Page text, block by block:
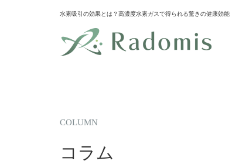
水素吸引の効果とは？高濃度水素ガスで得られる驚きの健康効能
COLUMN
コラム